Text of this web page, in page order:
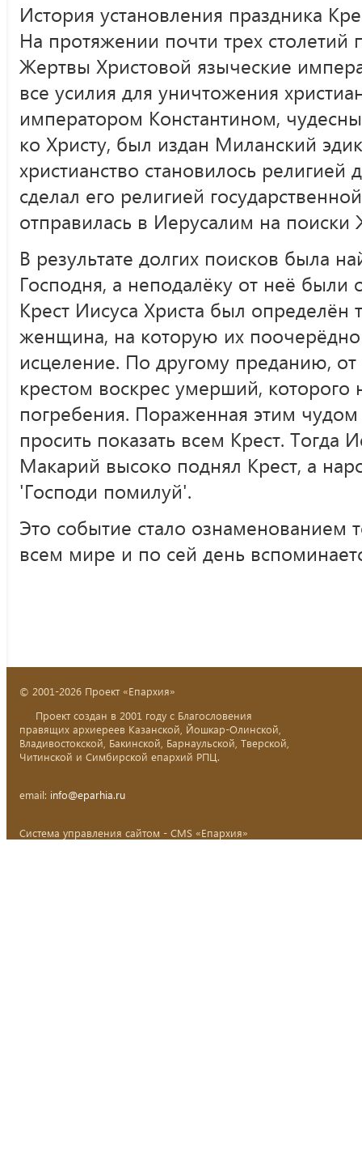
История установления праздника
На протяжении почти трех столетий
Жертвы Христовой языческие
все усилия для уничтожения
императором Константином,
ко Христу, был издан Миланский
христианство становилось
сделал его религией
отправилась в Иерусалим на поиски
В результате долгих поисков была
Господня, а неподалёку от неё были
Крест Иисуса Христа был определён
женщина, на которую их поочерёдно
исцеление. По другому преданию,
крестом воскрес умерший, которого
погребения. Пораженная этим чудом
просить показать всем Крест. Тогда
Макарий высоко поднял Крест, а
'Господи помилуй'.
Это событие стало ознаменованием
всем мире и по сей день
© 2001-2026 Проект «Епархия»
Проект создан в 2001 году с Благословения
правящих архиереев Казанской, Йошкар-Олинской,
Владивостокской, Бакинской, Барнаульской, Тверской,
Читинской и Симбирской епархий РПЦ.
email: info@eparhia.ru
Система управления сайтом - CMS «Епархия»